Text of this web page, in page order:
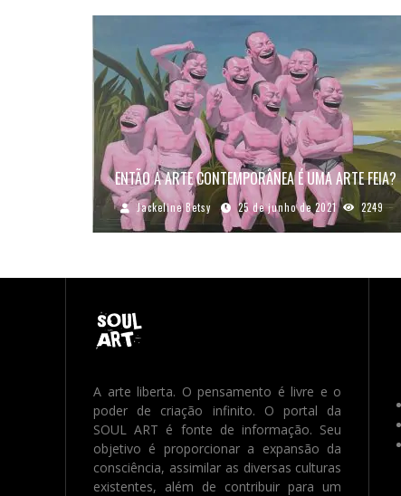
ENTÃO A ARTE CONTEMPORÂNEA É UMA ARTE FEIA?
Jackeline Betsy 25 de junho de 2021 2249
A arte liberta. O pensamento é livre e o
poder de criação infinito. O portal da
SOUL ART é fonte de informação. Seu
objetivo é proporcionar a expansão da
consciência, assimilar as diversas culturas
existentes, além de contribuir para um